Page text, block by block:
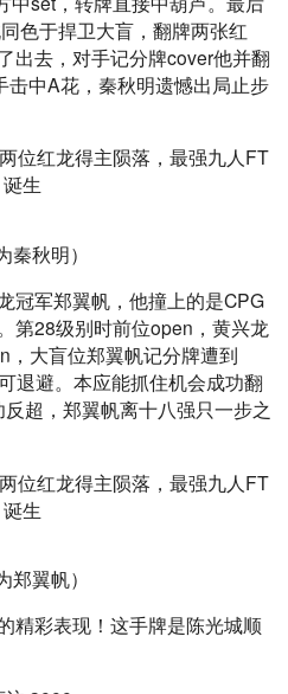
色于捍卫大盲，翻牌两张红
出去，对手记分牌cover他并翻
击中A花，秦秋明遗憾出局止步
秦秋明）
冠军郑翼帆，他撞上的是CPG
第28级别时前位open，黄兴龙
，大盲位郑翼帆记分牌遭到
退避。本应能抓住机会成功翻
超，郑翼帆离十八强只一步之
郑翼帆）
精彩表现！这手牌是陈光城顺